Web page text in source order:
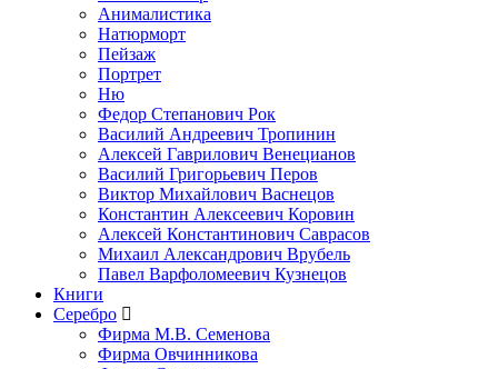
Анималистика
Натюрморт
Пейзаж
Портрет
Ню
Федор Степанович Рок
Василий Андреевич Тропинин
Алексей Гаврилович Венецианов
Василий Григорьевич Перов
Виктор Михайлович Васнецов
Константин Алексеевич Коровин
Алексей Константинович Саврасов
Михаил Александрович Врубель
Павел Варфоломеевич Кузнецов
Книги
Серебро
Фирма М.В. Семенова
Фирма Овчинникова